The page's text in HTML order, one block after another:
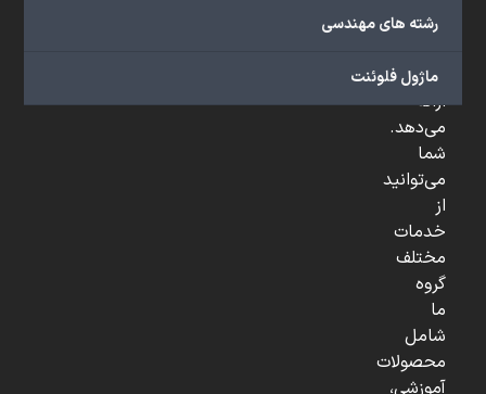
رشته های مهندسی
ماژول فلوئنت
صنعتی
...
ارائه
می‌دهد.
شما
می‌توانید
از
خدمات
مختلف
گروه
ما
شامل
محصولات
آموزشی،